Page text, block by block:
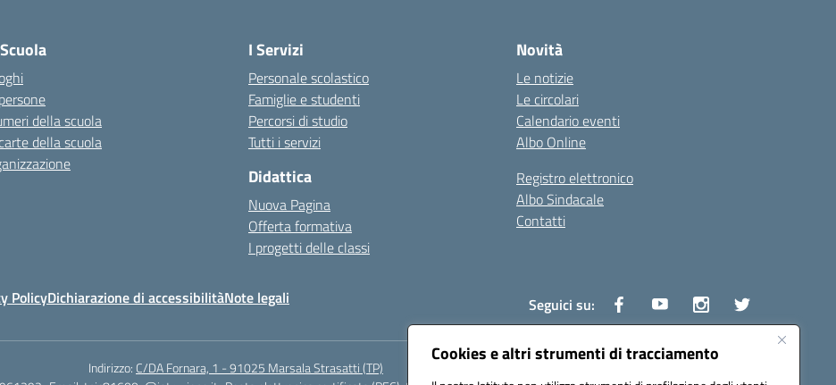
Cookies e altri strumenti di tracciamento
della scuola
della scuola
I Servizi
Personale scolastico
Famiglie e studenti
Percorsi di studio
Tutti i servizi
Didattica
Nuova Pagina
Offerta formativa
I progetti delle classi
Novità
Le notizie
Le circolari
Calendario eventi
Albo Online
Registro elettronico
Albo Sindacale
Contatti
PolicyDichiarazione di accessibilitàNote legali Seguici su:
Indirizzo: C/DA Fornara, 1 - 91025 Marsala Strasatti (TP)